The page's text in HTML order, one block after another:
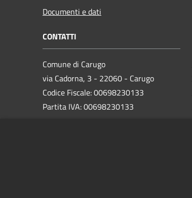
Documenti e dati
CONTATTI
Comune di Carugo
via Cadorna, 3 - 22060 - Carugo
Codice Fiscale: 00698230133
Partita IVA: 00698230133